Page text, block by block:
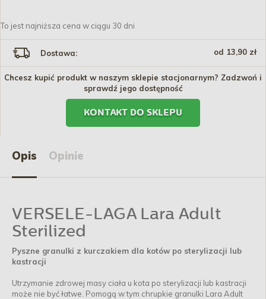
To jest najniższa cena w ciągu 30 dni
Dostawa: od 13,90 zł
Chcesz kupić produkt w naszym sklepie stacjonarnym? Zadzwoń i
sprawdź jego dostępność
KONTAKT DO SKLEPU
Opis Opinie
VERSELE-LAGA Lara Adult
Sterilized
Pyszne granulki z kurczakiem dla kotów po sterylizacji lub
kastracji
Utrzymanie zdrowej masy ciała u kota po sterylizacji lub kastracji
może nie być łatwe. Pomogą w tym chrupkie granulki Lara Adult